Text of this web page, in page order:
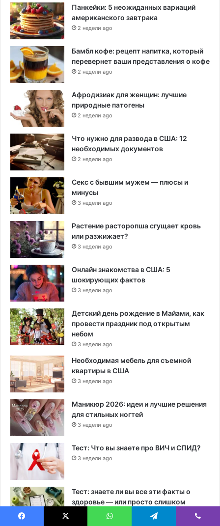
Панкейки: 5 неожиданных вариаций
американского завтрака
2 недели ago
Бамбл кофе: рецепт напитка, который
перевернет ваши представления о кофе
2 недели ago
Афродизиак для женщин: лучшие
природные патогены
2 недели ago
Что нужно для развода в США: 12
необходимых документов
2 недели ago
Секс с бывшим мужем — плюсы и
минусы
3 недели ago
Растение расторопша сгущает кровь
или разжижает?
3 недели ago
Онлайн знакомства в США: 5
шокирующих фактов
3 недели ago
Детский день рождение в Майами, как
провести праздник под открытым
небом
3 недели ago
Необходимая мебель для съемной
квартиры в США
3 недели ago
Маникюр 2026: идеи и лучшие решения
для стильных ногтей
3 недели ago
Тест: Что вы знаете про ВИЧ и СПИД?
3 недели ago
Тест: знаете ли вы все эти факты о
здоровье — или просто слишком
уверенно верите советам из соцсетей?